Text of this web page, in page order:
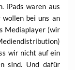
iPads waren aus
bei uns an
Media­play­er (wir
wir nicht auf ein
sind. Und dafür